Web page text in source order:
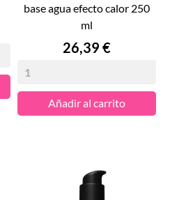
base agua efecto calor 250
ml
Precio
26,39 €
Añadir al carrito